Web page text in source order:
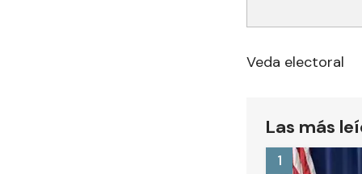
Veda electoral
Las más
1